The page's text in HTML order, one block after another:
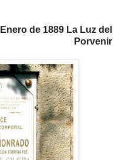
Enero de 1889 La Luz del
Porvenir